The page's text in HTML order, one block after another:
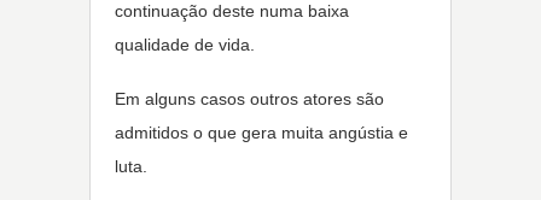
continuação deste numa baixa
qualidade de vida.
Em alguns casos outros atores são
admitidos o que gera muita angústia e
luta.